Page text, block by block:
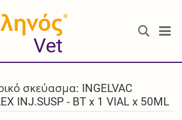
®
Vet
σκεύασμα: INGELVAC
INJ.SUSP - BT x 1 VIAL x 50ML